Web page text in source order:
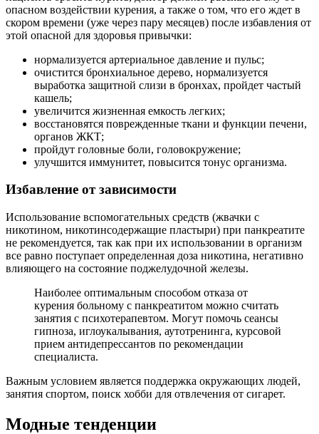
опасном воздействии курения, а также о том, что его ждет в
скором времени (уже через пару месяцев) после избавления от
этой опасной для здоровья привычки:
нормализуется артериальное давление и пульс;
очистится бронхиальное дерево, нормализуется
выработка защитной слизи в бронхах, пройдет частый
кашель;
увеличится жизненная емкость легких;
восстановятся поврежденные ткани и функции печени,
органов ЖКТ;
пройдут головные боли, головокружение;
улучшится иммунитет, повысится тонус организма.
Избавление от зависимости
Использование вспомогательных средств (жвачки с
никотином, никотинсодержащие пластыри) при панкреатите
не рекомендуется, так как при их использовании в организм
все равно поступает определенная доза никотина, негативно
влияющего на состояние поджелудочной железы.
Наиболее оптимальным способом отказа от
курения больному с панкреатитом можно считать
занятия с психотерапевтом. Могут помочь сеансы
гипноза, иглоукалывания, аутотренинга, курсовой
прием антидепрессантов по рекомендации
специалиста.
Важным условием является поддержка окружающих людей,
занятия спортом, поиск хобби для отвлечения от сигарет.
Модные тенденции